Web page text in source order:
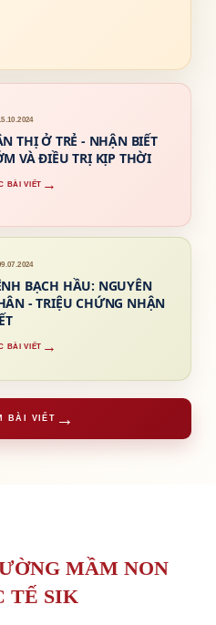
THỊ Ở TRẺ - NHẬN BIẾT
VÀ ĐIỀU TRỊ KỊP THỜI
BÀI VIẾT →
BẠCH HẦU: NGUYÊN
- TRIỆU CHỨNG NHẬN
BÀI VIẾT →
BÀI VIẾT →
MẦM NON
TẾ SIK